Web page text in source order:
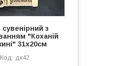
сувенірний з
"Коханій
31х20см
дк42